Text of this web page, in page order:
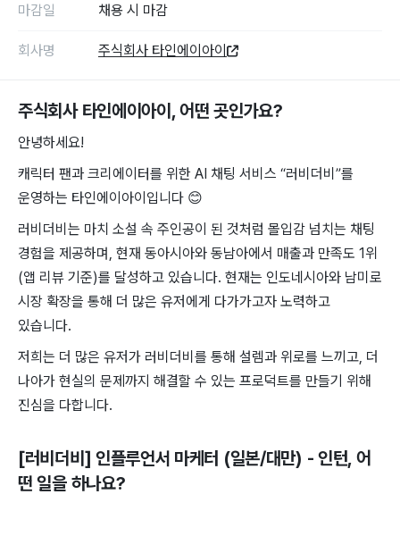
주식회사 타인에이아이 , 어떤 곳인가요?
안녕하세요!
캐릭터 팬과 크리에이터를 위한 AI 채팅 서비스 “러비더비”를
운영하는 타인에이아이입니다 😊
러비더비는 마치 소설 속 주인공이 된 것처럼 몰입감 넘치는 채팅
경험을 제공하며, 현재 동아시아와 동남아에서 매출과 만족도 1위
(앱 리뷰 기준)를 달성하고 있습니다. 현재는 인도네시아와 남미로
시장 확장을 통해 더 많은 유저에게 다가가고자 노력하고
있습니다.
저희는 더 많은 유저가 러비더비를 통해 설렘과 위로를 느끼고, 더
나아가 현실의 문제까지 해결할 수 있는 프로덕트를 만들기 위해
진심을 다합니다.
[러비더비] 인플루언서 마케터 (일본/대만) - 인턴, 어
떤 일을 하나요?
마감일 채용 시 마감
회사명 주식회사 타인에이아이